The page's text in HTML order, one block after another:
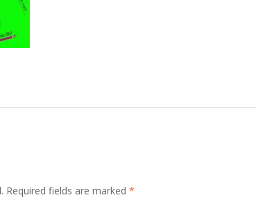
Required fields are marked *